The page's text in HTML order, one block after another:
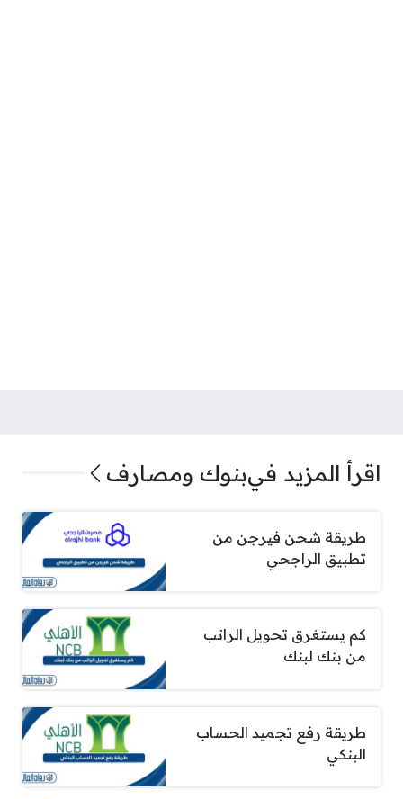
اقرأ المزيد فيبنوك ومصارف
طريقة شحن فيرجن من
تطبيق الراجحي
كم يستغرق تحويل الراتب
من بنك لبنك
طريقة رفع تجميد الحساب
البنكي